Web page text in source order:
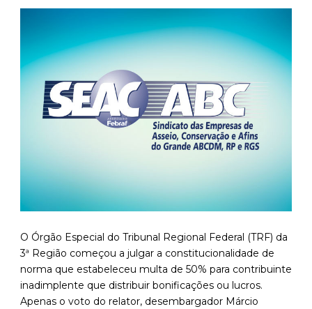
O Órgão Especial do Tribunal Regional Federal (TRF) da
3ª Região começou a julgar a constitucionalidade de
norma que estabeleceu multa de 50% para contribuinte
inadimplente que distribuir bonificações ou lucros.
Apenas o voto do relator, desembargador Márcio